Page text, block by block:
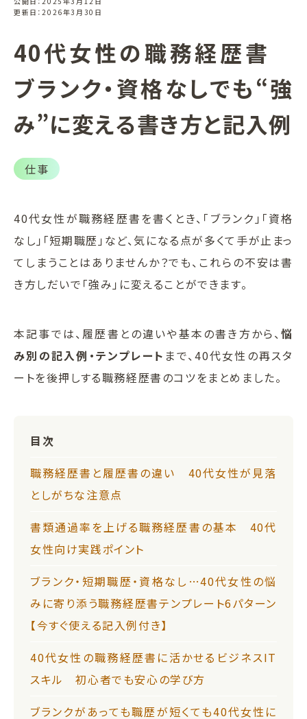
更新日：2026年3月30日
40代女性の職務経歴書
ブランク・資格なしでも“強
み”に変える書き方と記入例
仕事
40代女性が職務経歴書を書くとき、「ブランク」「資格
なし」「短期職歴」など、気になる点が多くて手が止まっ
てしまうことはありませんか？でも、これらの不安は書
き方しだいで「強み」に変えることができます。
本記事では、履歴書との違いや基本の書き方から、悩
み別の記入例・テンプレート まで、40代女性の再スタ
ートを後押しする職務経歴書のコツをまとめました。
目次
職務経歴書と履歴書の違い 40代女性が見落
としがちな注意点
書類通過率を上げる職務経歴書の基本 40代
女性向け実践ポイント
ブランク・短期職歴・資格なし…40代女性の悩
みに寄り添う職務経歴書テンプレート6パターン
【今すぐ使える記入例付き】
40代女性の職務経歴書に活かせるビジネスIT
スキル 初心者でも安心の学び方
ブランクがあっても職歴が短くても40代女性に